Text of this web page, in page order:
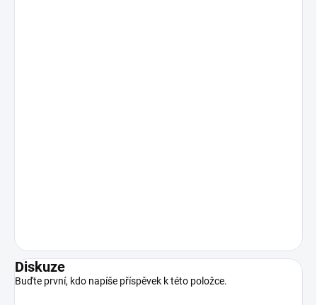
Diskuze
Buďte první, kdo napíše příspěvek k této položce.